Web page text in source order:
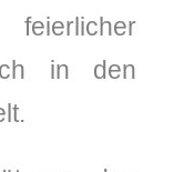
in den